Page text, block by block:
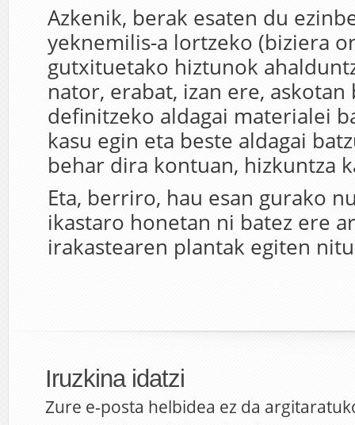
Azkenik, berak esaten du
yeknemilis-a lortzeko (biziera
gutxituetako hiztunok
nator, erabat, izan ere, askotan
definitzeko aldagai materialei
kasu egin eta beste aldagai
behar dira kontuan, hizkuntza
Eta, berriro, hau esan gurako
ikastaro honetan ni batez ere
irakastearen plantak egiten
Iruzkina idatzi
Zure e-posta helbidea ez da